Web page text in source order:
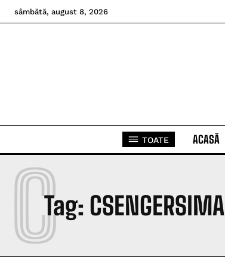
sâmbătă, august 8, 2026
TOATE ACASĂ
Tag: CSENGERSIMA
C